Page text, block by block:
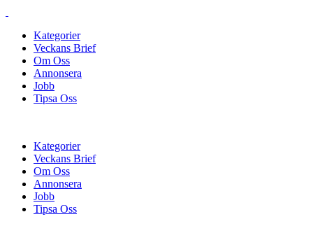
Kategorier
Veckans Brief
Om Oss
Annonsera
Jobb
Tipsa Oss
Kategorier
Veckans Brief
Om Oss
Annonsera
Jobb
Tipsa Oss